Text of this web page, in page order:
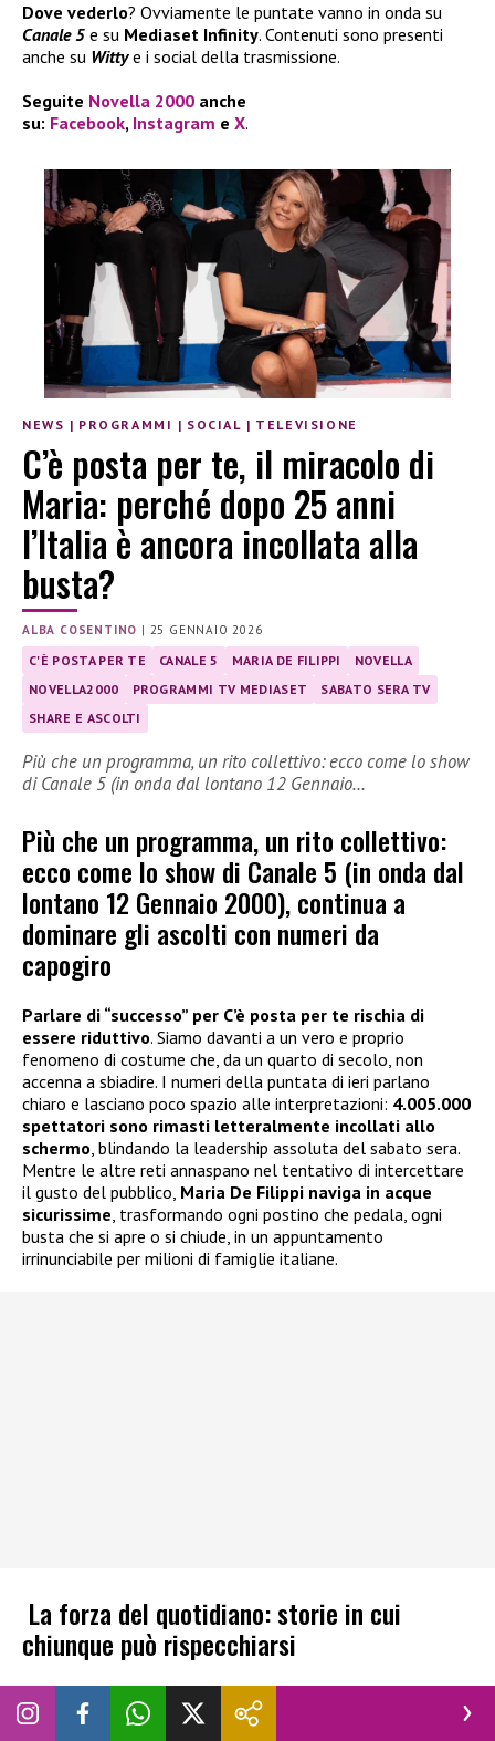
Dove vederlo? Ovviamente le puntate vanno in onda su
Canale 5 e su Mediaset Infinity. Contenuti sono presenti
anche su Wittye i social della trasmissione.
Seguite Novella 2000 anche
su: Facebook, Instagram e X.
NEWS | PROGRAMMI | SOCIAL | TELEVISIONE
C’è posta per te, il miracolo di
Maria: perché dopo 25 anni
l’Italia è ancora incollata alla
busta?
ALBA COSENTINO | 25 GENNAIO 2026
C'È POSTA PER TE CANALE 5 MARIA DE FILIPPI
NOVELLA
NOVELLA2000
PROGRAMMI TV MEDIASET
SABATO SERA TV
SHARE E ASCOLTI
Più che un programma, un rito collettivo: ecco come lo show
di Canale 5 (in onda dal lontano 12 Gennaio…
Più che un programma, un rito collettivo:
ecco come lo show di Canale 5 (in onda dal
lontano 12 Gennaio 2000), continua a
dominare gli ascolti con numeri da
capogiro
Parlare di “successo” per C’è posta per te rischia di
essere riduttivo. Siamo davanti a un vero e proprio
fenomeno di costume che, da un quarto di secolo, non
accenna a sbiadire. I numeri della puntata di ieri parlano
chiaro e lasciano poco spazio alle interpretazioni: 4.005.000
spettatori sono rimasti letteralmente incollati allo
schermo, blindando la leadership assoluta del sabato sera.
Mentre le altre reti annaspano nel tentativo di intercettare
il gusto del pubblico, Maria De Filippi naviga in acque
sicurissime, trasformando ogni postino che pedala, ogni
busta che si apre o si chiude, in un appuntamento
irrinunciabile per milioni di famiglie italiane.
La forza del quotidiano: storie in cui
chiunque può rispecchiarsi
Il vero motore di tutto sono loro: le persone comuni.Che si
tratti di un tradimento scoperto, di un legame familiare